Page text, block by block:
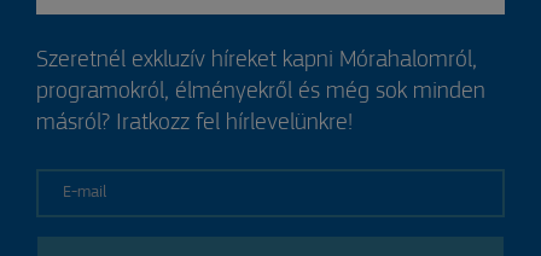
Szeretnél exkluzív híreket kapni Mórahalomról,
programokról, élményekről és még sok minden
másról? Iratkozz fel hírlevelünkre!